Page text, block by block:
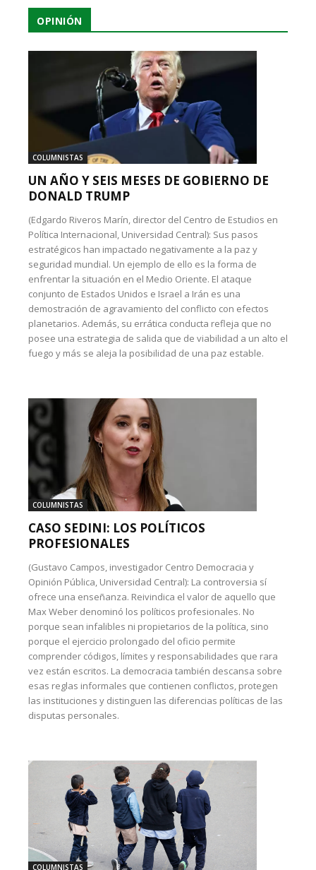
OPINIÓN
COLUMNISTAS
UN AÑO Y SEIS MESES DE GOBIERNO DE
DONALD TRUMP
(Edgardo Riveros Marín, director del Centro de Estudios en
Política Internacional, Universidad Central): Sus pasos
estratégicos han impactado negativamente a la paz y
seguridad mundial. Un ejemplo de ello es la forma de
enfrentar la situación en el Medio Oriente. El ataque
conjunto de Estados Unidos e Israel a Irán es una
demostración de agravamiento del conflicto con efectos
planetarios. Además, su errática conducta refleja que no
posee una estrategia de salida que de viabilidad a un alto el
fuego y más se aleja la posibilidad de una paz estable.
COLUMNISTAS
CASO SEDINI: LOS POLÍTICOS
PROFESIONALES
(Gustavo Campos, investigador Centro Democracia y
Opinión Pública, Universidad Central): La controversia sí
ofrece una enseñanza. Reivindica el valor de aquello que
Max Weber denominó los políticos profesionales. No
porque sean infalibles ni propietarios de la política, sino
porque el ejercicio prolongado del oficio permite
comprender códigos, límites y responsabilidades que rara
vez están escritos. La democracia también descansa sobre
esas reglas informales que contienen conflictos, protegen
las instituciones y distinguen las diferencias políticas de las
disputas personales.
COLUMNISTAS